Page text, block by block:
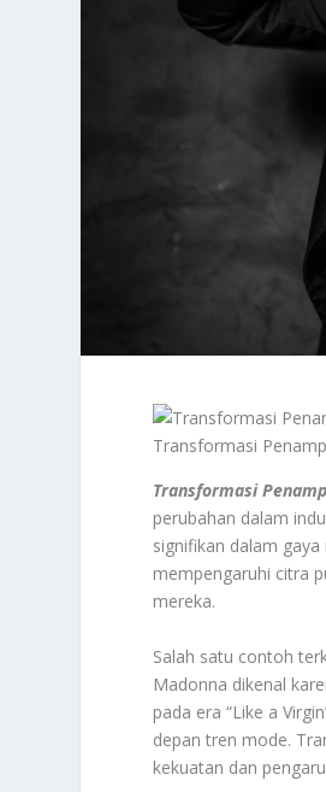
Transformasi
Transformasi
perubahan dalam
signifikan dalam
mempengaruhi citra
mereka.
Salah satu contoh
Madonna dikenal
pada era “Like a
depan tren mode.
kekuatan dan